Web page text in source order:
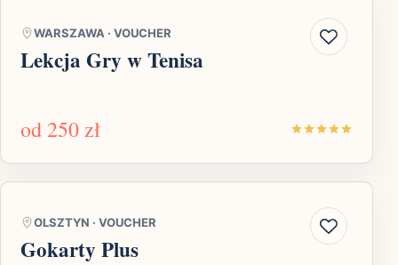
WARSZAWA · VOUCHER
Lekcja Gry w Tenisa
od 250 zł
OLSZTYN · VOUCHER
Gokarty Plus